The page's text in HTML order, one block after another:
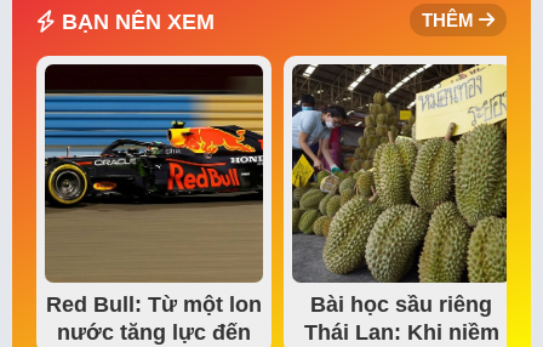
BẠN NÊN XEM THÊM
Red Bull: Từ một lon
nước tăng lực đến
Bài học sầu riêng
Thái Lan: Khi niềm